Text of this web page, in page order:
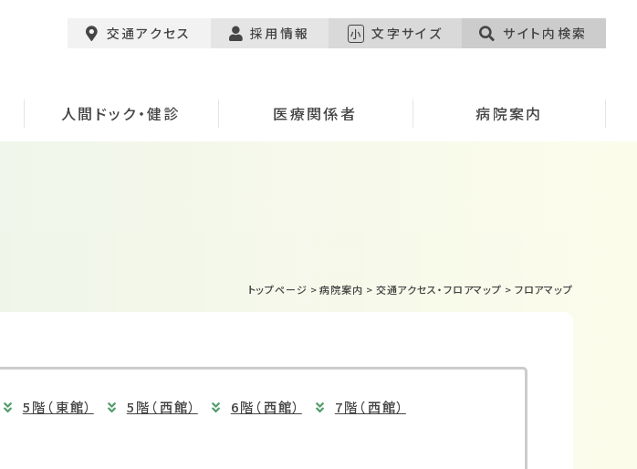
交通アクセス 採用情報 小 文字サイズ サイト内検索
人間ドック・健診 医療関係者 病院案内
トップページ >病院案内 > 交通アクセス・フロアマップ > フロアマップ
5階（東館） 5階（西館） 6階（西館） 7階（西館）